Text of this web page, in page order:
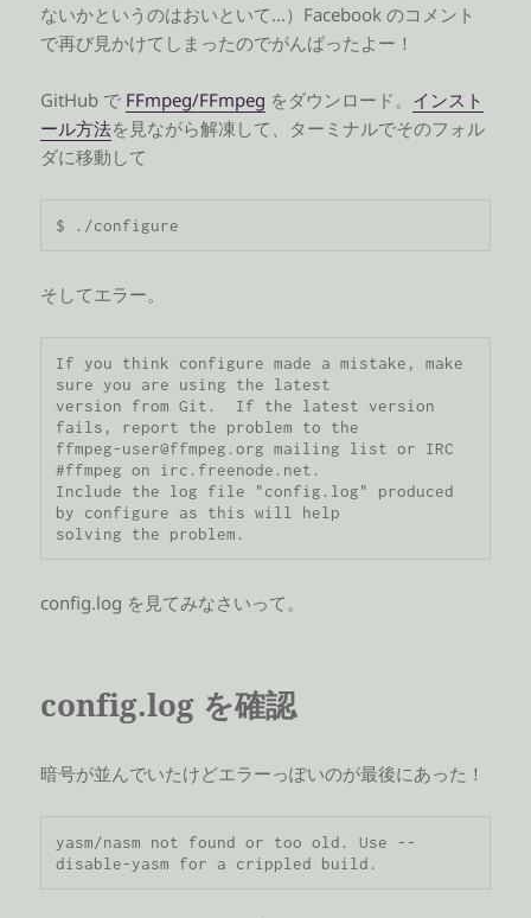
ないかというのはおいといて…）Facebook のコメント
で再び見かけてしまったのでがんばったよー！
GitHub で FFmpeg/FFmpeg をダウンロード。 インスト
ール方法を見ながら解凍して、ターミナルでそのフォル
ダに移動して
$ ./configure
そしてエラー。
If you think configure made a mistake, make
sure you are using the latest
version from Git.  If the latest version
fails, report the problem to the
ffmpeg-user@ffmpeg.org mailing list or IRC
#ffmpeg on irc.freenode.net.
Include the log file "config.log" produced
by configure as this will help
solving the problem.
config.log を見てみなさいって。
config.log を確認
暗号が並んでいたけどエラーっぽいのが最後にあった！
yasm/nasm not found or too old. Use --
disable-yasm for a crippled build.